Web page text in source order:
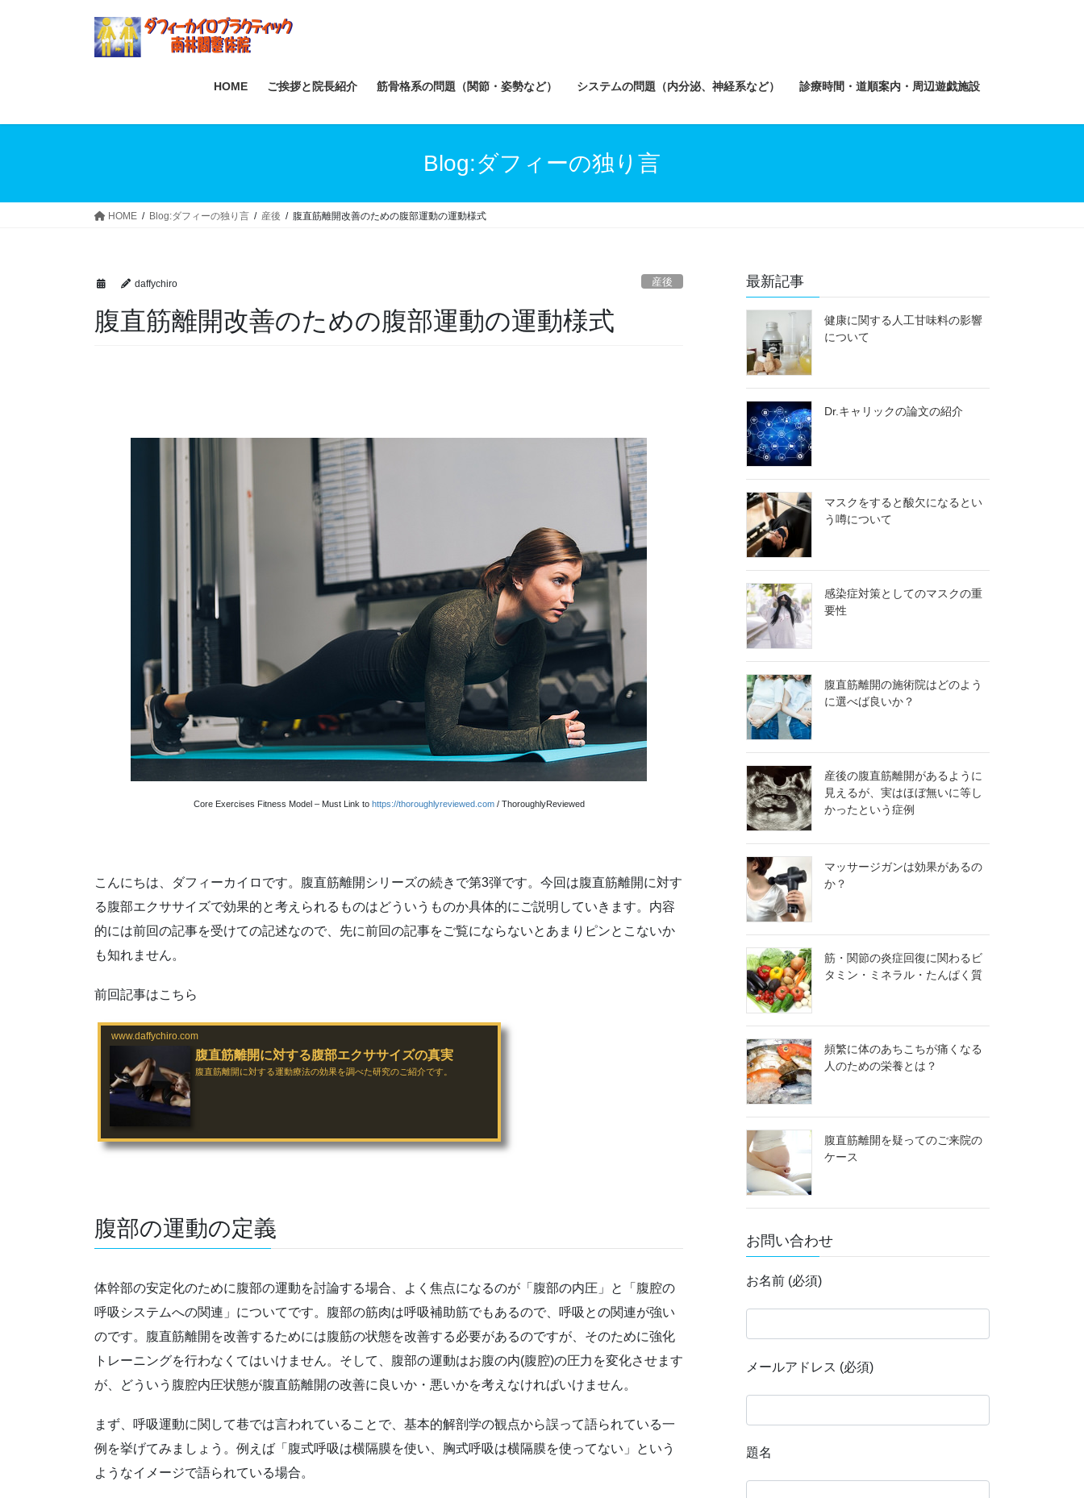
HOME ご挨拶と院長紹介 筋骨格系の問題（関節・姿勢など） システムの問題（内分泌、神経系など） 診療時間・道順案内・周辺遊戯施設
Blog:ダフィーの独り言
HOME Blog:ダフィーの独り言 産後 腹直筋離開改善のための腹部運動の運動様式
daffychiro 産後
腹直筋離開改善のための腹部運動の運動様式
Core Exercises Fitness Model – Must Link to https://thoroughlyreviewed.com/ ThoroughlyReviewed
こんにちは、ダフィーカイロです。腹直筋離開シリーズの続きで第3弾です。今回は腹直筋離開に対す
る腹部エクササイズで効果的と考えられるものはどういうものか具体的にご説明していきます。内容
的には前回の記事を受けての記述なので、先に前回の記事をご覧にならないとあまりピンとこないか
も知れません。
前回記事はこちら
www.daffychiro.com
腹直筋離開に対する腹部エクササイズの真実
腹直筋離開に対する運動療法の効果を調べた研究のご紹介です。
腹部の運動の定義
体幹部の安定化のために腹部の運動を討論する場合、よく焦点になるのが「腹部の内圧」と「腹腔の
呼吸システムへの関連」についてです。腹部の筋肉は呼吸補助筋でもあるので、呼吸との関連が強い
のです。腹直筋離開を改善するためには腹筋の状態を改善する必要があるのですが、そのために強化
トレーニングを行わなくてはいけません。そして、腹部の運動はお腹の内(腹腔)の圧力を変化させます
が、どういう腹腔内圧状態が腹直筋離開の改善に良いか・悪いかを考えなければいけません。
まず、呼吸運動に関して巷では言われていることで、基本的解剖学の観点から誤って語られている一
例を挙げてみましょう。例えば「腹式呼吸は横隔膜を使い、胸式呼吸は横隔膜を使ってない」という
ようなイメージで語られている場合。
最新記事
健康に関する人工甘味料の影響
について
Dr.キャリックの論文の紹介
マスクをすると酸欠になるとい
う噂について
感染症対策としてのマスクの重
要性
腹直筋離開の施術院はどのよう
に選べば良いか？
産後の腹直筋離開があるように
見えるが、実はほぼ無いに等し
かったという症例
マッサージガンは効果があるの
か？
筋・関節の炎症回復に関わるビ
タミン・ミネラル・たんぱく質
頻繁に体のあちこちが痛くなる
人のための栄養とは？
腹直筋離開を疑ってのご来院の
ケース
お問い合わせ
お名前 (必須)
メールアドレス (必須)
題名